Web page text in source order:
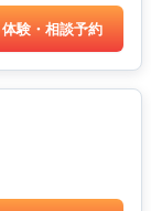
体験・相談予約